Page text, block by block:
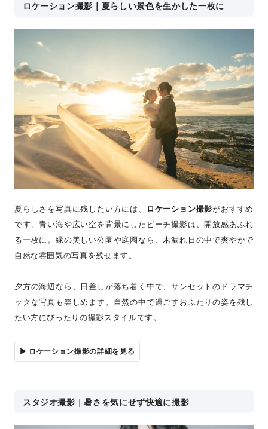
ロケーション撮影｜夏らしい景色を生かした一枚に
夏らしさを写真に残したい方には、 ロケーション撮影がおすすめ
です。青い海や広い空を背景にしたビーチ撮影は、開放感あふれ
る一枚に。緑の美しい公園や庭園なら、木漏れ日の中で爽やかで
自然な雰囲気の写真を残せます。
夕方の海辺なら、日差しが落ち着く中で、サンセットのドラマチ
ックな写真も楽しめます。自然の中で過ごすおふたりの姿を残し
たい方にぴったりの撮影スタイルです。
▶︎ ロケーション撮影の詳細を見る
スタジオ撮影｜暑さを気にせず快適に撮影